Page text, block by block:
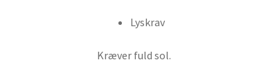
Lyskrav
Kræver fuld sol.